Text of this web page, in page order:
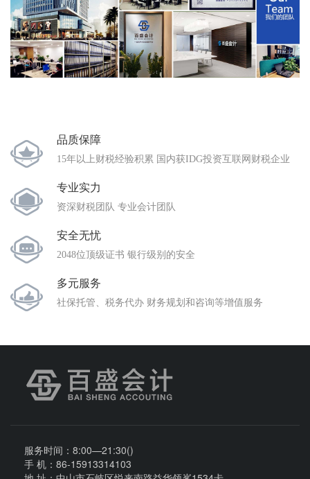
品质保障
15年以上财税经验积累 国内获IDG投资互联网财税企业
专业实力
资深财税团队 专业会计团队
安全无忧
2048位顶级证书 银行级别的安全
多元服务
社保托管、税务代办 财务规划和咨询等增值服务
服务时间：8:00—21:30()
手 机：86-15913314103